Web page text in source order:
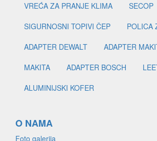
VREĆA ZA PRANJE KLIMA
SECOP
SIGURNOSNI TOPIVI ČEP
POLICA
ADAPTER DEWALT
ADAPTER
MAKITA
ADAPTER BOSCH
ALUMINIJSKI KOFER
O NAMA
Foto galerija